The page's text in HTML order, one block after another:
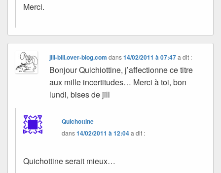
Merci.
jill-bill.over-blog.com dans14/02/2011 à 07:47 a dit :
Bonjour Quichiottine, j’affectionne ce titre
aux mille incertitudes… Merci à toi, bon
lundi, bises de jill
Quichottine
dans14/02/2011 à 12:04a dit :
Quichottine serait mieux…